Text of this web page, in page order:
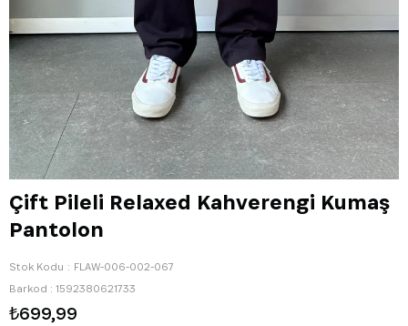
Çift Pileli Relaxed Kahverengi Kumaş
Pantolon
Stok Kodu
FLAW-006-002-067
Barkod : 1592380621733
₺699,99